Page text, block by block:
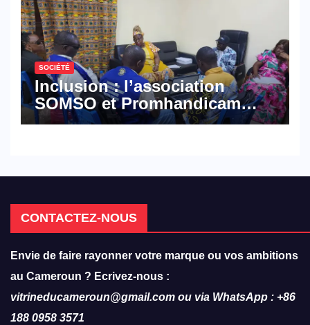
SOCIÉTÉ
Inclusion : l’association
SOMSO et Promhandicam
militent en faveur d’une
CONTACTEZ-NOUS
Envie de faire rayonner votre marque ou vos ambitions
au Cameroun ? Ecrivez-nous :
vitrineducameroun@gmail.com ou via WhatsApp : +86
188 0958 3571